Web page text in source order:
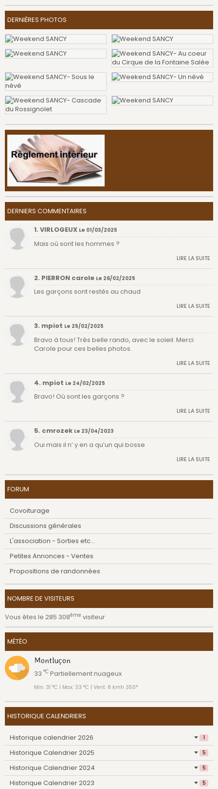
DERNIÈRES PHOTOS
DERNIERS COMMENTAIRES
1. VIRLOGEUX Le 01/03/2025
Mais où sont les hommes ?
LIRE LA SUITE
2. PIERRON carole Le 26/02/2025
Les garçons sont restés au chaud
LIRE LA SUITE
3. mpiot Le 25/02/2025
Bravo à tous! Très belle rando, avec le soleil. Merci
Carole pour ces belles photos.
LIRE LA SUITE
4. mpiot Le 24/02/2025
Bravo! Où sont les garçons ?
LIRE LA SUITE
5. cmrozek Le 23/04/2023
Oui mais il n’ y en a qu’un qui bosse
LIRE LA SUITE
FORUM
Covoiturage
Discussions générales
L'association - Sorties etc...
Petites Annonces - Ventes
Propositions de randonnées
NOMBRE DE VISITEURS
Vous êtes le 285 308ème visiteur
MÉTÉO
Montluçon
33 °C Partiellement nuageux
Min: 31 °C | Max: 33 °C | Vent: 8 kmh 355°
HISTORIQUE CALENDRIERS
Historique calendrier 2026 1
Historique Calendrier 2025 5
Historique Calendrier 2024 5
Historique Calendrier 2023 5